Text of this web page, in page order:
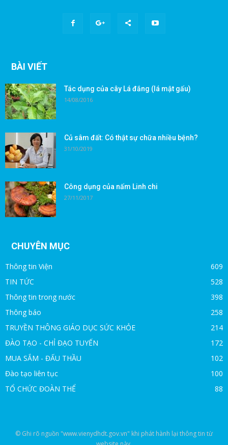
BÀI VIẾT
Tác dụng của cây Lá đắng (lá mật gấu)
14/08/2016
Củ sâm đất: Có thật sự chữa nhiều bệnh?
31/10/2019
Công dụng của nấm Linh chi
27/11/2017
CHUYÊN MỤC
Thông tin Viện
609
TIN TỨC
528
Thông tin trong nước
398
Thông báo
258
TRUYỀN THÔNG GIÁO DỤC SỨC KHỎE
214
ĐÀO TẠO - CHỈ ĐẠO TUYẾN
172
MUA SẮM - ĐẤU THẦU
102
Đào tạo liên tục
100
TỔ CHỨC ĐOÀN THỂ
88
© Ghi rõ nguồn "www.vienydhdt.gov.vn" khi phát hành lại thông tin từ